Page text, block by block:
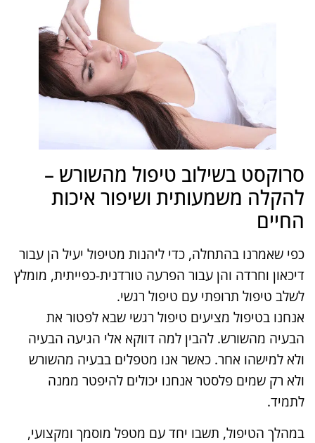
סרוקסט בשילוב טיפול מהשורש –
להקלה משמעותית ושיפור איכות
החיים
כפי שאמרנו בהתחלה, כדי ליהנות מטיפול יעיל הן עבור
דיכאון וחרדה והן עבור הפרעה טורדנית-כפייתית, מומלץ
לשלב טיפול תרופתי עם טיפול רגשי.
אנחנו בטיפול מציעים טיפול רגשי שבא לפטור את
הבעיה מהשורש. להבין למה דווקא אלי הגיעה הבעיה
ולא למישהו אחר. כאשר אנו מטפלים בבעיה מהשורש
ולא רק שמים פלסטר אנחנו יכולים להיפטר ממנה
לתמיד.
במהלך הטיפול, תשבו יחד עם מטפל מוסמך ומקצועי,